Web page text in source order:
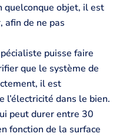
quelconque objet, il est
afin de ne pas
puisse faire
que le système de
il est
l’électricité dans le bien.
peut durer entre 30
fonction de la surface